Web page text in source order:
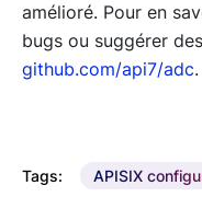
amélioré. Pour en
bugs ou suggérer
github.com/api7/adc.
Tags: APISIX